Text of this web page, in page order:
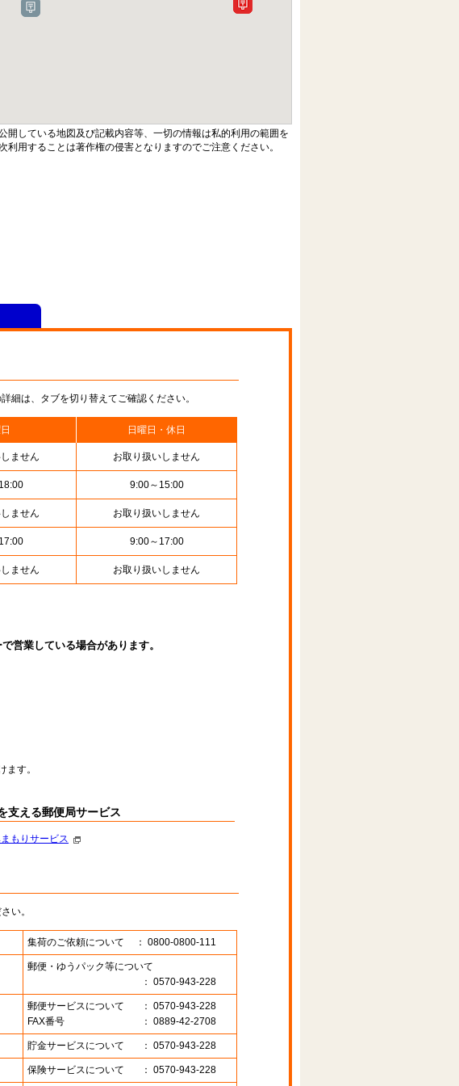
開している地図及び記載内容等、一切の情報は私的利用の範囲を
用することは著作権の侵害となりますのでご注意ください。
細は、タブを切り替えてご確認ください。
日曜日・休日
ません お取り扱いしません
9:00～15:00
ません お取り扱いしません
9:00～17:00
ません お取り扱いしません
営業している場合があります。
す。
支える郵便局サービス
もりサービス
い。
集荷のご依頼について ： 0800-0800-111
郵便・ゆうパック等について
： 0570-943-228
郵便サービスについて
： 0570-943-228
FAX番号
： 0889-42-2708
貯金サービスについて ： 0570-943-228
保険サービスについて ： 0570-943-228